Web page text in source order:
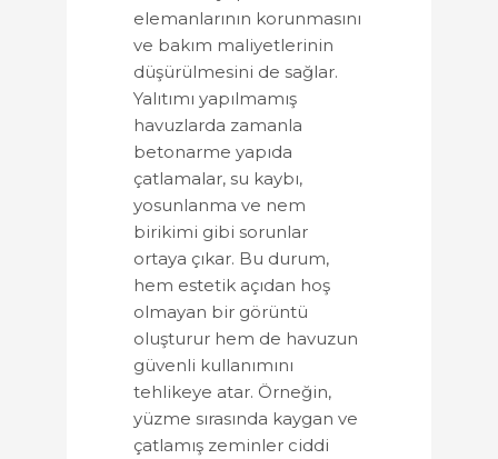
elemanlarının korunmasını
ve bakım maliyetlerinin
düşürülmesini de sağlar.
Yalıtımı yapılmamış
havuzlarda zamanla
betonarme yapıda
çatlamalar, su kaybı,
yosunlanma ve nem
birikimi gibi sorunlar
ortaya çıkar. Bu durum,
hem estetik açıdan hoş
olmayan bir görüntü
oluşturur hem de havuzun
güvenli kullanımını
tehlikeye atar. Örneğin,
yüzme sırasında kaygan ve
çatlamış zeminler ciddi